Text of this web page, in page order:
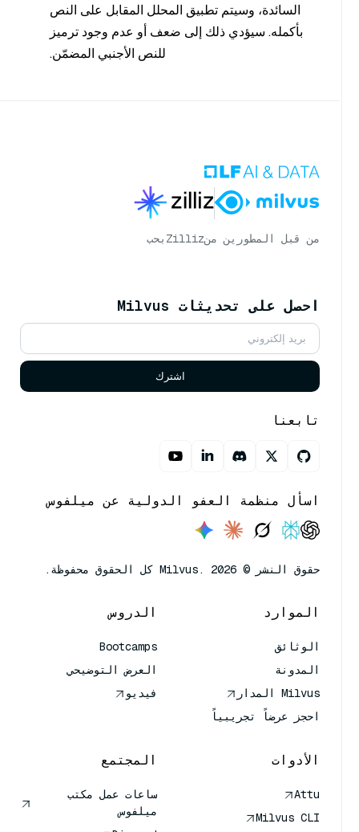
السائدة، وسيتم تطبيق المحلل المقابل على النص
بأكمله. سيؤدي ذلك إلى ضعف أو عدم وجود ترميز
للنص الأجنبي المضمّن.
من قبل المطورين منZilliz بحب
احصل على تحديثات Milvus
اشترك
تابعنا
اسأل منظمة العفو الدولية عن ميلفوس
حقوق النشر © Milvus. 2026 كل الحقوق محفوظة.
الموارد
الوثائق
المدونة
Milvus المدار
احجز عرضاً تجريبياً
الدروس
Bootcamps
العرض التوضيحي
فيديو
الأدوات
Attu
Milvus CLI
المجتمع
ساعات عمل مكتب
ميلفوس